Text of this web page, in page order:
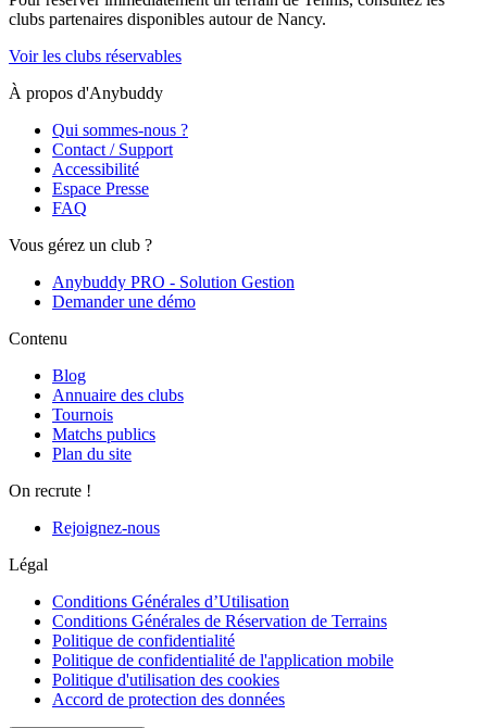
clubs partenaires disponibles autour de Nancy.
Voir les clubs réservables
À propos d'Anybuddy
Qui sommes-nous ?
Contact / Support
Accessibilité
Espace Presse
FAQ
Vous gérez un club ?
Anybuddy PRO - Solution Gestion
Demander une démo
Contenu
Blog
Annuaire des clubs
Tournois
Matchs publics
Plan du site
On recrute !
Rejoignez-nous
Légal
Conditions Générales d’Utilisation
Conditions Générales de Réservation de Terrains
Politique de confidentialité
Politique de confidentialité de l'application mobile
Politique d'utilisation des cookies
Accord de protection des données